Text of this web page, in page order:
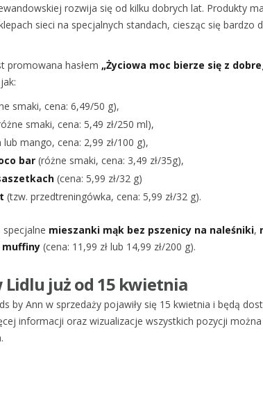
rozwija się od kilku dobrych lat. Produkty
sieci na specjalnych standach, ciesząc się bardzo
promowana hasłem „Życiowa moc bierze się z
smaki, cena: 6,49/50 g),
smaki, cena: 5,49 zł/250 ml),
lub mango, cena: 2,99 zł/100 g),
bar (różne smaki, cena: 3,49 zł/35g),
(cena: 5,99 zł/32 g)
(tzw. przedtreningówka, cena: 5,99 zł/32 g).
mieszanki mąk bez pszenicy na naleśniki,
muffiny (cena: 11,99 zł lub 14,99 zł/200 g).
Lidlu już od 15 kwietnia
by Ann w sprzedaży pojawiły się 15 kwietnia i będą
informacji oraz wizualizacje wszystkich pozycji